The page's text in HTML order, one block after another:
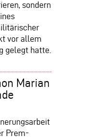
sondern
vor allem
gelegt hatte.
Marian
Prem-